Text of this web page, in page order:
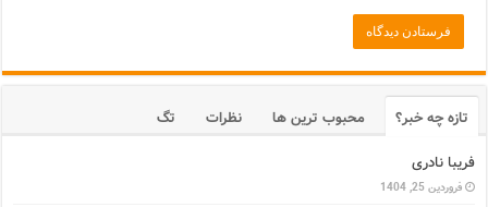
تازه چه خبر؟ محبوب ترین ها نظرات
تگ
فریبا نادری
فروردین 25, 1404